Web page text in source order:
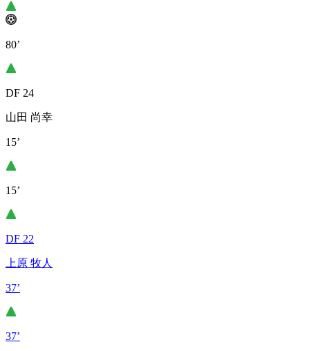
80’
DF 24
山田 尚幸
15’
15’
DF 22
上原 牧人
37’
37’